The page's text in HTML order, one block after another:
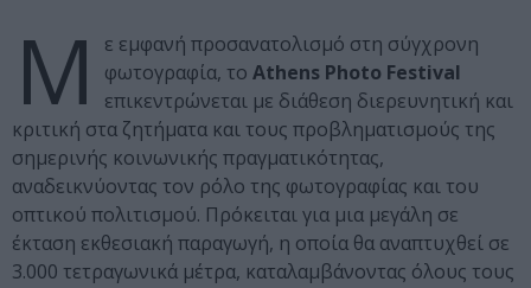
M
ε εμφανή προσανατολισμό στη σύγχρονη
φωτογραφία, το Athens Photo Festival
επικεντρώνεται με διάθεση διερευνητική και
κριτική στα ζητήματα και τους προβληματισμούς της
σημερινής κοινωνικής πραγματικότητας,
αναδεικνύοντας τον ρόλο της φωτογραφίας και του
οπτικού πολιτισμού. Πρόκειται για μια μεγάλη σε
έκταση εκθεσιακή παραγωγή, η οποία θα αναπτυχθεί σε
3.000 τετραγωνικά μέτρα, καταλαμβάνοντας όλους τους